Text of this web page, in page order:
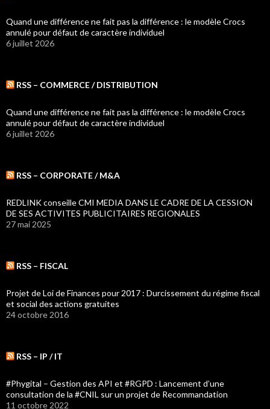
Quand une différence ne fait pas la différence : le modèle Crocs
annulé pour défaut de caractère individuel
6 juillet 2026
RSS – COMMERCE / DISTRIBUTION
Quand une différence ne fait pas la différence : le modèle Crocs
annulé pour défaut de caractère individuel
6 juillet 2026
RSS – CORPORATE / M&A
REDLINK conseille CMI MEDIA DANS LE CADRE DE LA CESSION
DE SES ACTIVITES PUBLICITAIRES REGIONALES
27 mai 2025
RSS – FISCAL
Projet de Loi de Finances pour 2017 : Durcissement du régime fiscal
et social des actions gratuites
24 octobre 2016
RSS – IP / IT
#Phygital – Gestion des API et #RGPD : Lancement d’une
consultation de la #CNIL sur un projet de Recommandation
11 octobre 2022